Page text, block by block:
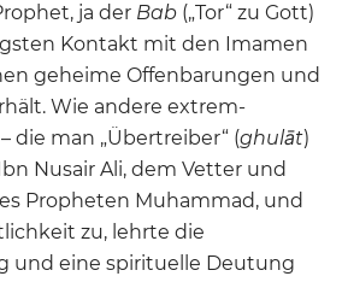
ja der Bab („Tor“ zu Gott)
Kontakt mit den Imamen
geheime Offenbarungen und
Wie andere extrem-
die man „Übertreiber“ (ghulāt)
Nusair Ali, dem Vetter und
Propheten Muhammad, und
zu, lehrte die
und eine spirituelle Deutung